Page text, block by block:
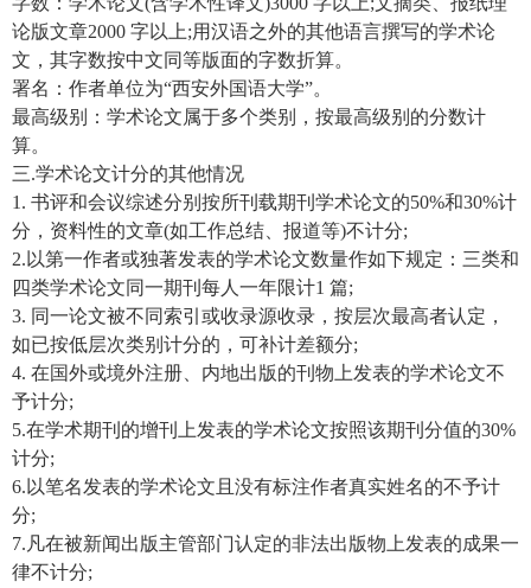
论版文章2000 字以上;用汉语之外的其他语言撰写的学术论
文，其字数按中文同等版面的字数折算。
署名：作者单位为“西安外国语大学”。
最高级别：学术论文属于多个类别，按最高级别的分数计
算。
三.学术论文计分的其他情况
1. 书评和会议综述分别按所刊载期刊学术论文的50%和30%计
分，资料性的文章(如工作总结、报道等)不计分;
2.以第一作者或独著发表的学术论文数量作如下规定：三类和
四类学术论文同一期刊每人一年限计1 篇;
3. 同一论文被不同索引或收录源收录，按层次最高者认定，
如已按低层次类别计分的，可补计差额分;
4. 在国外或境外注册、内地出版的刊物上发表的学术论文不
予计分;
5.在学术期刊的增刊上发表的学术论文按照该期刊分值的30%
计分;
6.以笔名发表的学术论文且没有标注作者真实姓名的不予计
分;
7.凡在被新闻出版主管部门认定的非法出版物上发表的成果一
律不计分;